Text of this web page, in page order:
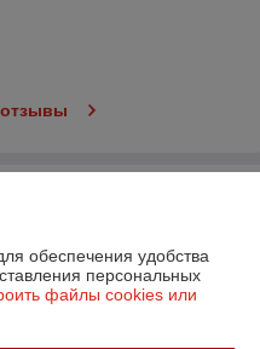
отзывы
обеспечения удобства
персональных
файлы cookies или